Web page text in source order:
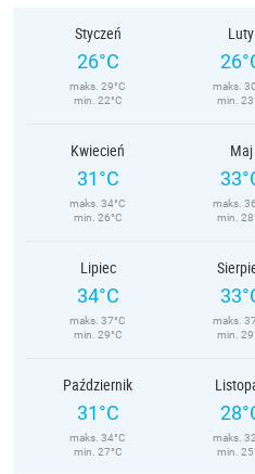
Styczeń
26°C
maks. 29°C
min. 22°C
Luty
maks.
min.
Kwiecień
31°C
maks. 34°C
min. 26°C
Maj
maks.
min.
Lipiec
34°C
maks. 37°C
min. 29°C
maks.
min.
Październik
31°C
maks. 34°C
min. 27°C
maks.
min.